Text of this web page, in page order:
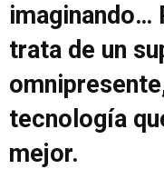
imaginando…
trata de un
tecnología
mejor.